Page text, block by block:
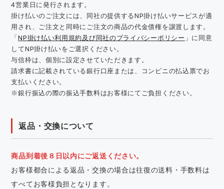
4営業日に発行されます。
掛け払いのご注文には、同社の提供するNP掛け払いサービスが適
用され、ご注文と同時にご注文の商品の代金債権を譲渡します。
「NP掛け払い利用規約及び同社のプライバシーポリシー 」に同意
してNP掛け払いをご選択ください。
与信枠は、個別に設定させていただきます。
請求書に記載されている銀行口座または、コンビニの払込票でお
支払いください。
※銀行振込の際の振込手数料はお客様にてご負担ください。
返品・交換について
商品到着後８日以内にご返送ください。
お客様都合による返品・交換の場合は往復の送料・手数料は
すべてお客様負担となります。